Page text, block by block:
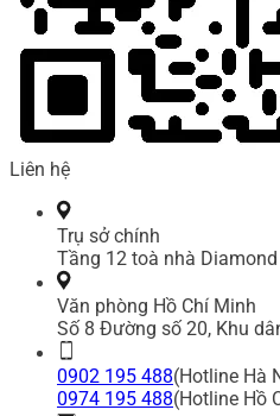
Liên hệ
Trụ sở chính
Tầng 12 toà nhà
Văn phòng Hồ Chí Minh
Số 8 Đường số 20, Khu
0902 195 488(Hotline Hà
0974 195 488(Hotline Hồ